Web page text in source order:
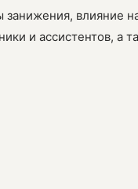
влияние
и ассистентов, а